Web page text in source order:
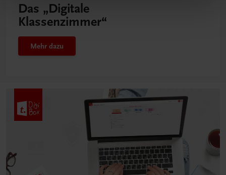
Das „Digitale
Klassenzimmer“
Mehr dazu